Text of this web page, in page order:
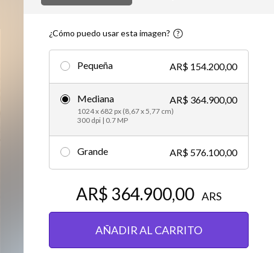
Vídeos
Creative
¿Cómo puedo usar esta imagen?
Pequeña AR$ 154.200,00
Mediana
1024 x 682 px (8,67 x 5,77 cm)
300 dpi | 0.7 MP
AR$ 364.900,00
Grande AR$ 576.100,00
AR$ 364.900,00 ARS
AÑADIR AL CARRITO